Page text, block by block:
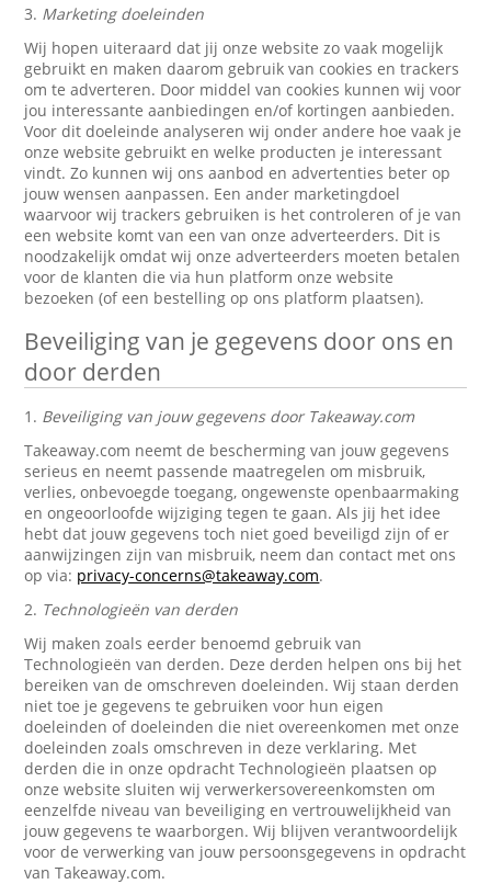
3. Marketing doeleinden
Wij hopen uiteraard dat jij onze website zo vaak mogelijk
gebruikt en maken daarom gebruik van cookies en trackers
om te adverteren. Door middel van cookies kunnen wij voor
jou interessante aanbiedingen en/of kortingen aanbieden.
Voor dit doeleinde analyseren wij onder andere hoe vaak je
onze website gebruikt en welke producten je interessant
vindt. Zo kunnen wij ons aanbod en advertenties beter op
jouw wensen aanpassen. Een ander marketingdoel
waarvoor wij trackers gebruiken is het controleren of je van
een website komt van een van onze adverteerders. Dit is
noodzakelijk omdat wij onze adverteerders moeten betalen
voor de klanten die via hun platform onze website
bezoeken (of een bestelling op ons platform plaatsen).
Beveiliging van je gegevens door ons en
door derden
1. Beveiliging van jouw gegevens door Takeaway.com
Takeaway.com neemt de bescherming van jouw gegevens
serieus en neemt passende maatregelen om misbruik,
verlies, onbevoegde toegang, ongewenste openbaarmaking
en ongeoorloofde wijziging tegen te gaan. Als jij het idee
hebt dat jouw gegevens toch niet goed beveiligd zijn of er
aanwijzingen zijn van misbruik, neem dan contact met ons
op via: privacy-concerns@takeaway.com.
2. Technologieën van derden
Wij maken zoals eerder benoemd gebruik van
Technologieën van derden. Deze derden helpen ons bij het
bereiken van de omschreven doeleinden. Wij staan derden
niet toe je gegevens te gebruiken voor hun eigen
doeleinden of doeleinden die niet overeenkomen met onze
doeleinden zoals omschreven in deze verklaring. Met
derden die in onze opdracht Technologieën plaatsen op
onze website sluiten wij verwerkersovereenkomsten om
eenzelfde niveau van beveiliging en vertrouwelijkheid van
jouw gegevens te waarborgen. Wij blijven verantwoordelijk
voor de verwerking van jouw persoonsgegevens in opdracht
van Takeaway.com.